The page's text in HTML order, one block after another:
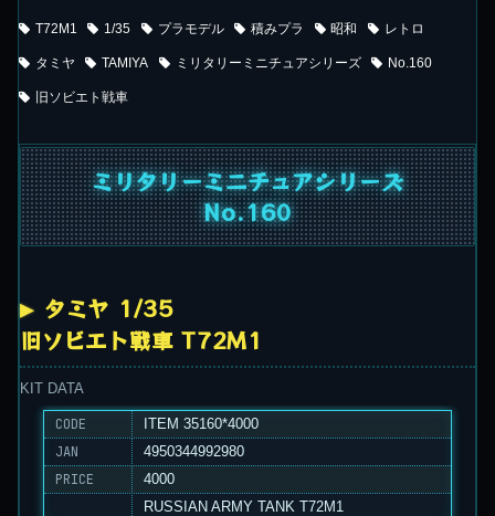
T72M1 1/35 プラモデル 積みプラ 昭和 レトロ
タミヤ TAMIYA ミリタリーミニチュアシリーズ No.160
旧ソビエト戦車
ミリタリーミニチュアシリーズ
No.160
タミヤ 1/35
旧ソビエト戦車 T72M1
KIT DATA
CODE ITEM 35160*4000
JAN 4950344992980
PRICE
4000
RUSSIAN ARMY TANK T72M1